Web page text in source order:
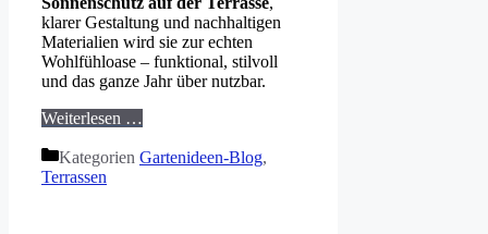
klarer Gestaltung und nachhaltigen
Materialien wird sie zur echten
Wohlfühloase – funktional, stilvoll
und das ganze Jahr über nutzbar.
Weiterlesen …
Kategorien Gartenideen-Blog,
Terrassen